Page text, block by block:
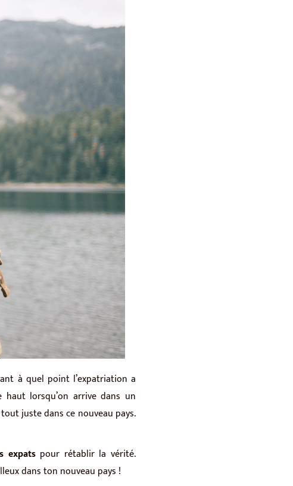
à quel point l’expatriation a
lorsqu’on arrive dans un
juste dans ce nouveau pays.
expatspour rétablir la vérité.
dans ton nouveau pays !